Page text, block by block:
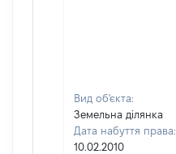
Вид об'єкта:
Земельна ділянка
Дата набуття права:
10.02.2010